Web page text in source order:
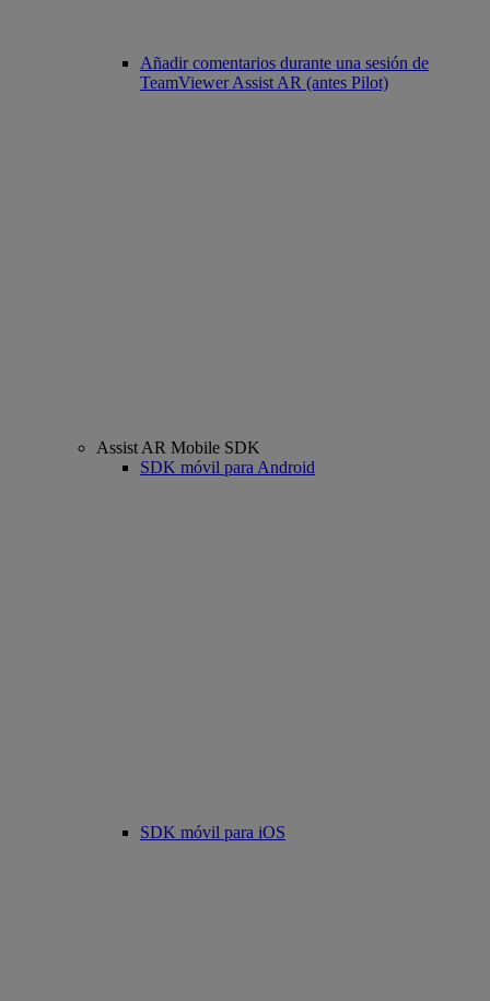
Añadir comentarios durante una sesión de
TeamViewer Assist AR (antes Pilot)
Assist AR Mobile SDK
SDK móvil para Android
SDK móvil para iOS